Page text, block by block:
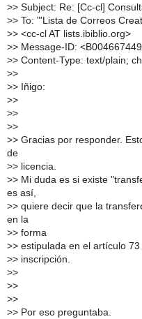
>> Subject: Re: [Cc-cl]
>> To: "'Lista de Correos
>> <cc-cl AT lists.ibiblio.org>
>> Message-ID:
>> Content-Type: text/plain;
>>
>> Iñigo:
>>
>>
>>
>> Gracias por responder.
de
>> licencia.
>> Mi duda es si existe
es así,
>> quiere decir que la
en la
>> forma
>> estipulada en el artículo
>> inscripción.
>>
>>
>>
>> Por eso preguntaba.